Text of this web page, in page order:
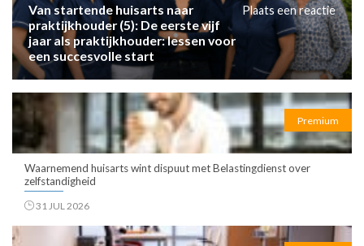
Van startende huisarts naar
praktijkhouder (5): De eerste vijf
jaar als praktijkhouder: lessen voor
een succesvolle start
Plaats een reactie
Premium
Waarnemend huisarts wint dispuut met Belastingdienst over
zelfstandigheid
31 JUL 2026